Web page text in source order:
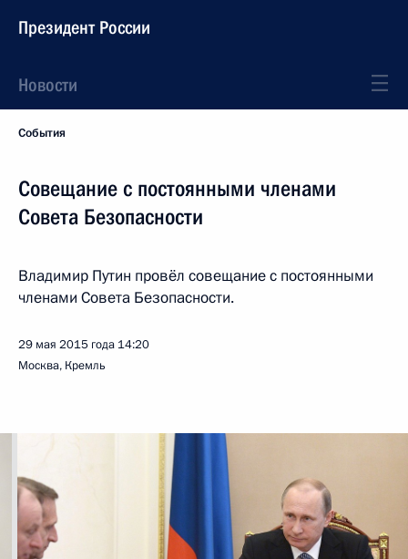
Президент России
Новости
События
Совещание с постоянными членами
Совета Безопасности
Владимир Путин провёл совещание с постоянными
членами Совета Безопасности.
29 мая 2015 года 14:20
Москва, Кремль